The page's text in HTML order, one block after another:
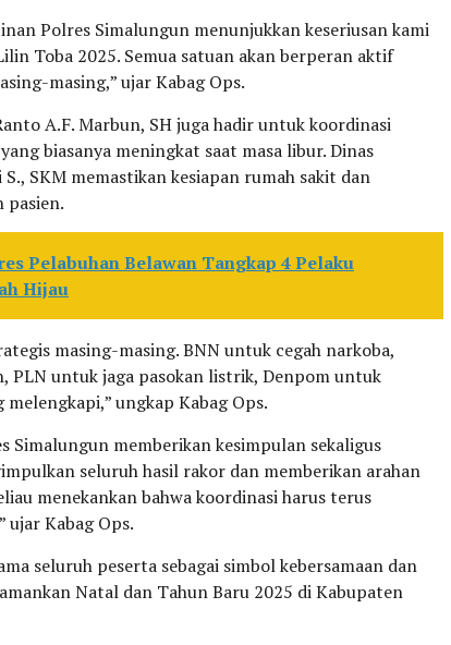
Polres Simalungun menunjukkan keseriusan kami
Toba 2025. Semua satuan akan berperan aktif
masing,” ujar Kabag Ops.
A.F. Marbun, SH juga hadir untuk koordinasi
biasanya meningkat saat masa libur. Dinas
SKM memastikan kesiapan rumah sakit dan
pasien.
Pelabuhan Belawan Tangkap 4 Pelaku
Hijau
masing-masing. BNN untuk cegah narkoba,
PLN untuk jaga pasokan listrik, Denpom untuk
ungkap Kabag Ops.
Simalungun memberikan kesimpulan sekaligus
seluruh hasil rakor dan memberikan arahan
menekankan bahwa koordinasi harus terus
ujar Kabag Ops.
seluruh peserta sebagai simbol kebersamaan dan
Natal dan Tahun Baru 2025 di Kabupaten